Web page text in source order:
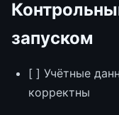
запуском
[ ] Учётные
корректны